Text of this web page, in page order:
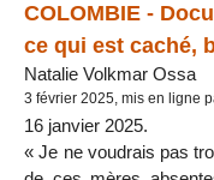
COLOMBIE -
ce qui est caché,
Natalie Volkmar Ossa
3 février 2025, mis en ligne
16 janvier 2025.
« Je ne voudrais pas